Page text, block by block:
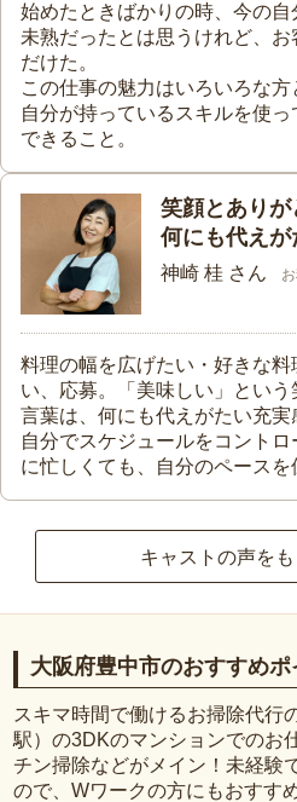
始めたときばかりの時、今の
未熟だったとは思うけれど、
だけた。
この仕事の魅力はいろいろな
自分が持っているスキルを使
できること。
笑顔とあり
何にも代え
神崎 桂 さん
料理の幅を広げたい・好きな
い、応募。「美味しい」とい
言葉は、何にも代えがたい充実
自分でスケジュールをコント
に忙しくても、自分のペースを
キャストの声を
大阪府豊中市のおすすめポ
スキマ時間で働けるお掃除代行
駅）の3DKのマンションでのお
チン掃除などがメイン！未経験
ので、Wワークの方にもおすす